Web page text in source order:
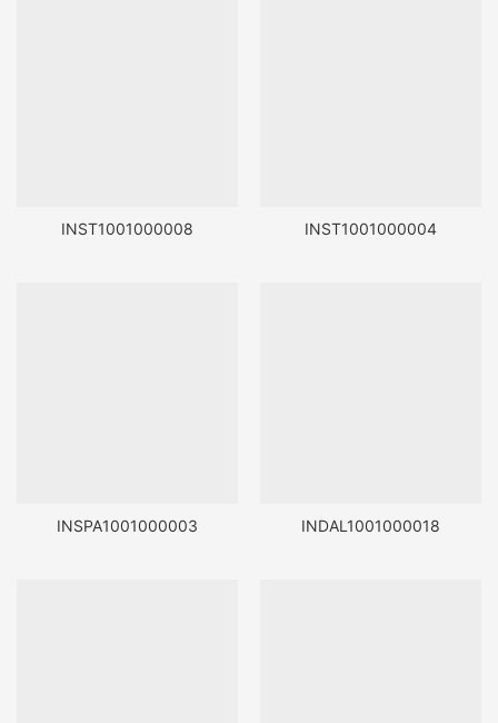
INST1001000008 INST1001000004
INSPA1001000003 INDAL1001000018